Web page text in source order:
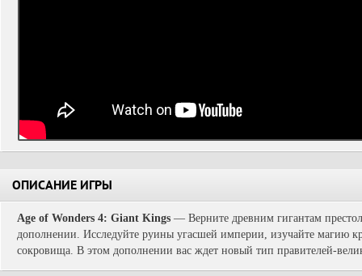
ОПИСАНИЕ ИГРЫ
Age of Wonders 4: Giant Kings — Верните древним гигантам
дополнении. Исследуйте руины угасшей империи, изучайте магию
сокровища. В этом дополнении вас ждет новый тип правителей-